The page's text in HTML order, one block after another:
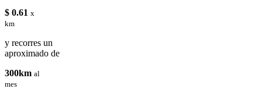
$ 0.61 x
km
y recorres un
aproximado de
300km al
mes